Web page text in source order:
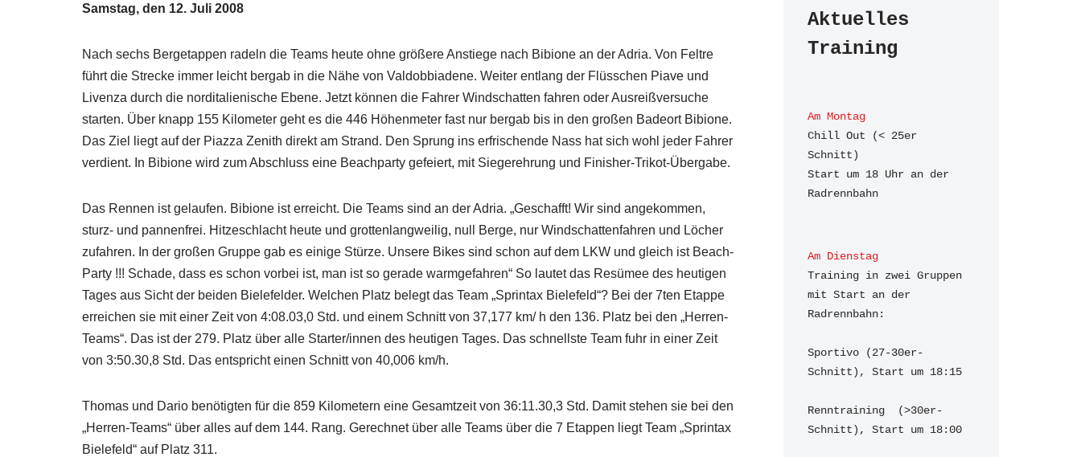
Samstag, den 12. Juli 2008
Nach sechs Bergetappen radeln die Teams heute ohne größere Anstiege nach Bibione an der Adria. Von Feltre
führt die Strecke immer leicht bergab in die Nähe von Valdobbiadene. Weiter entlang der Flüsschen Piave und
Livenza durch die norditalienische Ebene. Jetzt können die Fahrer Windschatten fahren oder Ausreißversuche
starten. Über knapp 155 Kilometer geht es die 446 Höhenmeter fast nur bergab bis in den großen Badeort Bibione.
Das Ziel liegt auf der Piazza Zenith direkt am Strand. Den Sprung ins erfrischende Nass hat sich wohl jeder Fahrer
verdient. In Bibione wird zum Abschluss eine Beachparty gefeiert, mit Siegerehrung und Finisher-Trikot-Übergabe.
Das Rennen ist gelaufen. Bibione ist erreicht. Die Teams sind an der Adria. „Geschafft! Wir sind angekommen,
sturz- und pannenfrei. Hitzeschlacht heute und grottenlangweilig, null Berge, nur Windschattenfahren und Löcher
zufahren. In der großen Gruppe gab es einige Stürze. Unsere Bikes sind schon auf dem LKW und gleich ist Beach-
Party !!! Schade, dass es schon vorbei ist, man ist so gerade warmgefahren“ So lautet das Resümee des heutigen
Tages aus Sicht der beiden Bielefelder. Welchen Platz belegt das Team „Sprintax Bielefeld“? Bei der 7ten Etappe
erreichen sie mit einer Zeit von 4:08.03,0 Std. und einem Schnitt von 37,177 km/ h den 136. Platz bei den „Herren-
Teams“. Das ist der 279. Platz über alle Starter/innen des heutigen Tages. Das schnellste Team fuhr in einer Zeit
von 3:50.30,8 Std. Das entspricht einen Schnitt von 40,006 km/h.
Thomas und Dario benötigten für die 859 Kilometern eine Gesamtzeit von 36:11.30,3 Std. Damit stehen sie bei den
„Herren-Teams“ über alles auf dem 144. Rang. Gerechnet über alle Teams über die 7 Etappen liegt Team „Sprintax
Bielefeld“ auf Platz 311.
Aktuelles
Training
Am Montag
Chill Out (< 25er
Schnitt)
Start um 18 Uhr an der
Radrennbahn
Am Dienstag
Training in zwei Gruppen
mit Start an der
Radrennbahn:
Sportivo (27-30er-
Schnitt), Start um 18:15
Renntraining  (>30er-
Schnitt), Start um 18:00